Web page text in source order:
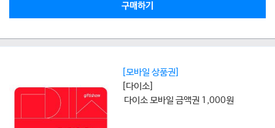
구매하기
[모바일 상품권]
[다이소]
다이소 모바일 금액권 1,000원